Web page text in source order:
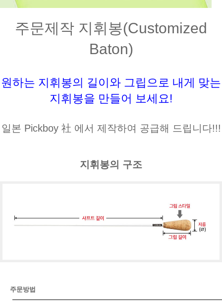
주문제작 지휘봉(Customized
Baton)
원하는 지휘봉의 길이와 그립으로 내게 맞는
지휘봉을 만들어 보세요!
일본 Pickboy 社 에서 제작하여 공급해 드립니다!!!
지휘봉의 구조
주문방법